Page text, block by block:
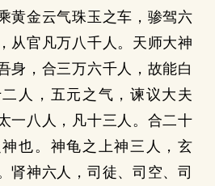
黄金云气珠玉之车，骖驾六
从官凡万八千人。天师大神
身，合三万六千人，故能白
人，五元之气，谏议大夫
一八人，凡十三人。合二十
也。神龟之上神三人，玄
肾神六人，司徒、司空、司